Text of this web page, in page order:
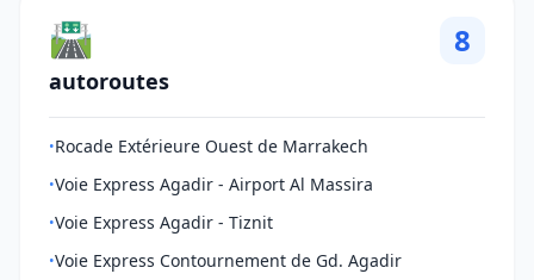
🛣️
autoroutes
8
•Rocade Extérieure Ouest de Marrakech
•Voie Express Agadir - Airport Al Massira
•Voie Express Agadir - Tiznit
•Voie Express Contournement de Gd. Agadir